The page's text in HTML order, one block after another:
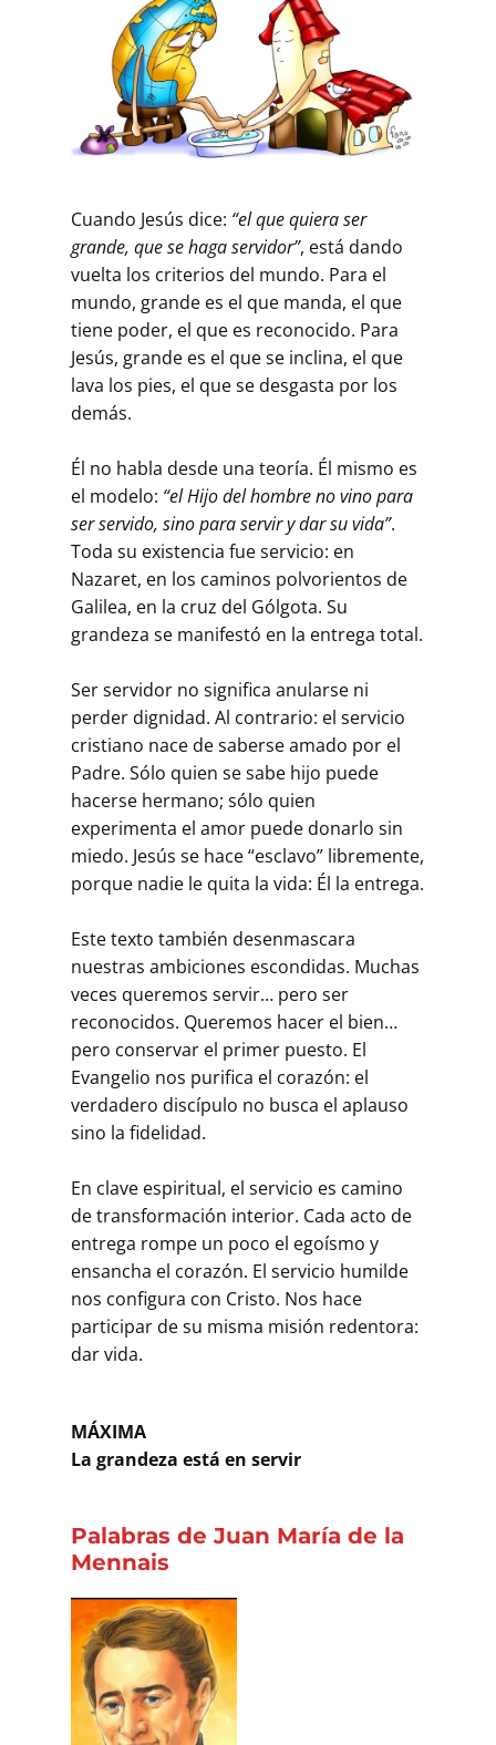
Cuando Jesús dice: “el que quiera ser
grande, que se haga servidor”, está dando
vuelta los criterios del mundo. Para el
mundo, grande es el que manda, el que
tiene poder, el que es reconocido. Para
Jesús, grande es el que se inclina, el que
lava los pies, el que se desgasta por los
demás.
Él no habla desde una teoría. Él mismo es
el modelo: “el Hijo del hombre no vino para
ser servido, sino para servir y dar su vida”.
Toda su existencia fue servicio: en
Nazaret, en los caminos polvorientos de
Galilea, en la cruz del Gólgota. Su
grandeza se manifestó en la entrega total.
Ser servidor no significa anularse ni
perder dignidad. Al contrario: el servicio
cristiano nace de saberse amado por el
Padre. Sólo quien se sabe hijo puede
hacerse hermano; sólo quien
experimenta el amor puede donarlo sin
miedo. Jesús se hace “esclavo” libremente,
porque nadie le quita la vida: Él la entrega.
Este texto también desenmascara
nuestras ambiciones escondidas. Muchas
veces queremos servir… pero ser
reconocidos. Queremos hacer el bien…
pero conservar el primer puesto. El
Evangelio nos purifica el corazón: el
verdadero discípulo no busca el aplauso
sino la fidelidad.
En clave espiritual, el servicio es camino
de transformación interior. Cada acto de
entrega rompe un poco el egoísmo y
ensancha el corazón. El servicio humilde
nos configura con Cristo. Nos hace
participar de su misma misión redentora:
dar vida.
MÁXIMA
La grandeza está en servir
Palabras de Juan María de la
Mennais